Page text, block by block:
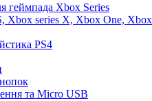
геймпада Xbox Series
Xbox series X, Xbox One,
PS4
та Micro USB